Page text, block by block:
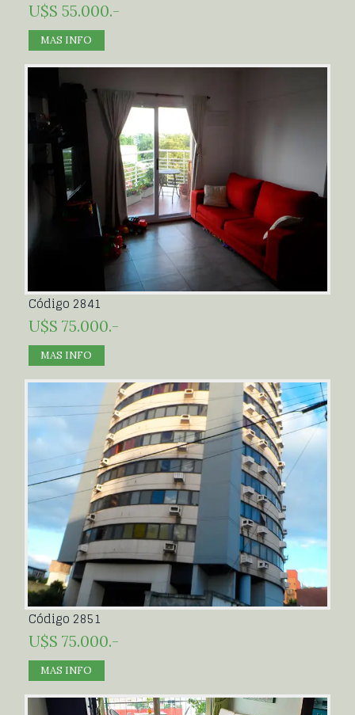
U$S 55.000.-
MAS INFO
Código 2841
U$S 75.000.-
MAS INFO
Código 2851
U$S 75.000.-
MAS INFO